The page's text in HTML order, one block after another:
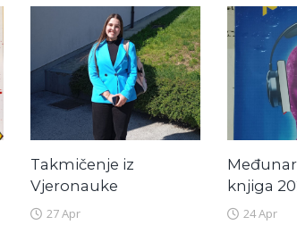
Takmičenje iz
Vjeronauke
27 Apr
knjiga
24 Apr